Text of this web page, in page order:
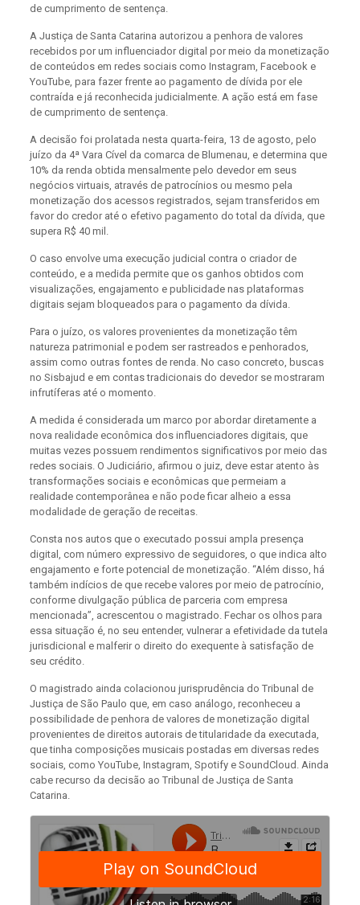
de cumprimento de sentença.
A Justiça de Santa Catarina autorizou a penhora de valores
recebidos por um influenciador digital por meio da monetização
de conteúdos em redes sociais como Instagram, Facebook e
YouTube, para fazer frente ao pagamento de dívida por ele
contraída e já reconhecida judicialmente. A ação está em fase
de cumprimento de sentença.
A decisão foi prolatada nesta quarta-feira, 13 de agosto, pelo
juízo da 4ª Vara Cível da comarca de Blumenau, e determina que
10% da renda obtida mensalmente pelo devedor em seus
negócios virtuais, através de patrocínios ou mesmo pela
monetização dos acessos registrados, sejam transferidos em
favor do credor até o efetivo pagamento do total da dívida, que
supera R$ 40 mil.
O caso envolve uma execução judicial contra o criador de
conteúdo, e a medida permite que os ganhos obtidos com
visualizações, engajamento e publicidade nas plataformas
digitais sejam bloqueados para o pagamento da dívida.
Para o juízo, os valores provenientes da monetização têm
natureza patrimonial e podem ser rastreados e penhorados,
assim como outras fontes de renda. No caso concreto, buscas
no Sisbajud e em contas tradicionais do devedor se mostraram
infrutíferas até o momento.
A medida é considerada um marco por abordar diretamente a
nova realidade econômica dos influenciadores digitais, que
muitas vezes possuem rendimentos significativos por meio das
redes sociais. O Judiciário, afirmou o juiz, deve estar atento às
transformações sociais e econômicas que permeiam a
realidade contemporânea e não pode ficar alheio a essa
modalidade de geração de receitas.
Consta nos autos que o executado possui ampla presença
digital, com número expressivo de seguidores, o que indica alto
engajamento e forte potencial de monetização. “Além disso, há
também indícios de que recebe valores por meio de patrocínio,
conforme divulgação pública de parceria com empresa
mencionada”, acrescentou o magistrado. Fechar os olhos para
essa situação é, no seu entender, vulnerar a efetividade da tutela
jurisdicional e malferir o direito do exequente à satisfação de
seu crédito.
O magistrado ainda colacionou jurisprudência do Tribunal de
Justiça de São Paulo que, em caso análogo, reconheceu a
possibilidade de penhora de valores de monetização digital
provenientes de direitos autorais de titularidade da executada,
que tinha composições musicais postadas em diversas redes
sociais, como YouTube, Instagram, Spotify e SoundCloud. Ainda
cabe recurso da decisão ao Tribunal de Justiça de Santa
Catarina.